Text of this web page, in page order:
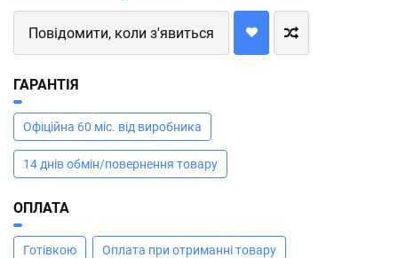
Повідомити, коли з'явиться
ГАРАНТІЯ
Офіційна 60 міс. від виробника
14 днів обмін/повернення товару
ОПЛАТА
Готівкою Оплата при отриманні товару